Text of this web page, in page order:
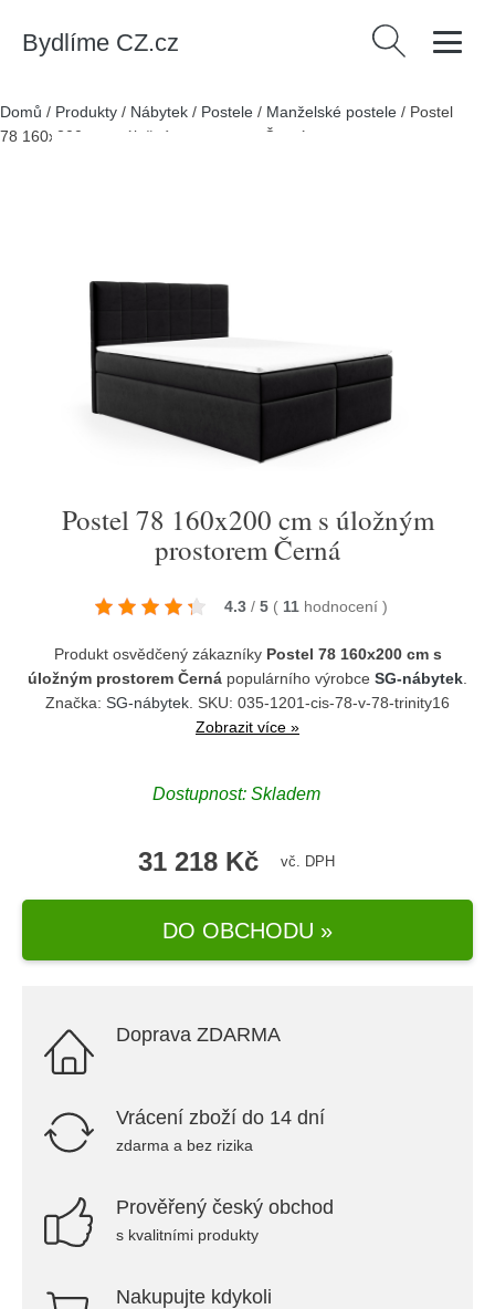
Bydlíme CZ.cz Vyhledávání
Domů / Produkty / Nábytek / Postele / Manželské postele / Postel
78 160x200 cm s úložným prostorem Černá
Postel 78 160x200 cm s úložným
prostorem Černá
4.3 / 5 ( 11 hodnocení )
Produkt osvědčený zákazníky Postel 78 160x200 cm s
úložným prostorem Černá populárního výrobce SG-nábytek
Značka: SG-nábytek . SKU: 035-1201-cis-78-v-78-trinity16
Zobrazit více »
Dostupnost: Skladem
31 218 Kč vč. DPH
DO OBCHODU »
Doprava ZDARMA
Vrácení zboží do 14 dní
zdarma a bez rizika
Prověřený český obchod
s kvalitními produkty
Nakupujte kdykoli